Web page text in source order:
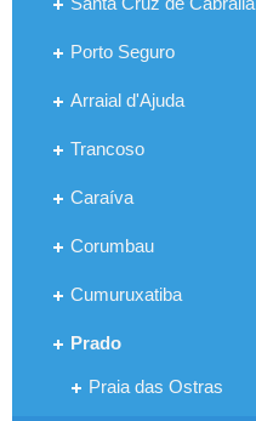
Porto Seguro
Arraial d'Ajuda
Trancoso
Caraíva
Corumbau
Cumuruxatiba
Prado
Praia das Ostras